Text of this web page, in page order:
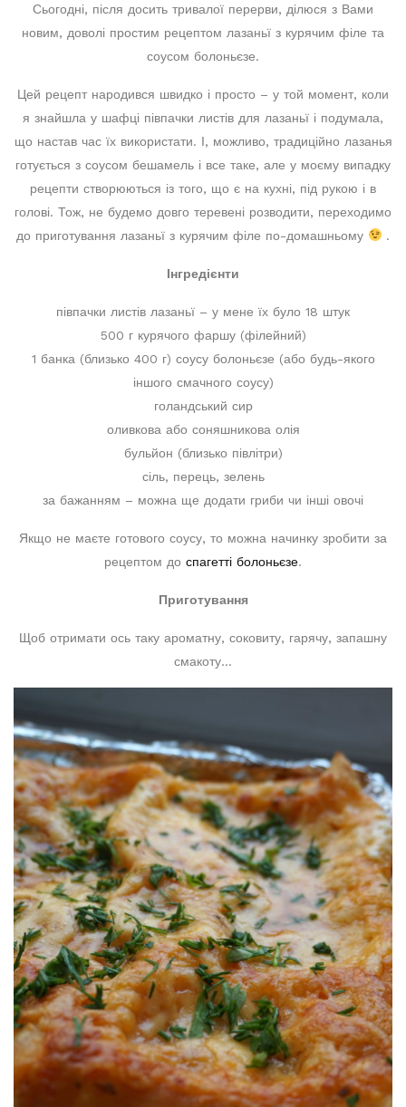
Сьогодні, після досить тривалої перерви, ділюся з Вами
новим, доволі простим рецептом лазаньї з курячим філе та
соусом болоньєзе.
Цей рецепт народився швидко і просто – у той момент, коли
я знайшла у шафці півпачки листів для лазаньї і подумала,
що настав час їх використати. І, можливо, традиційно лазанья
готується з соусом бешамель і все таке, але у моєму випадку
рецепти створюються із того, що є на кухні, під рукою і в
голові. Тож, не будемо довго теревені розводити, переходимо
до приготування лазаньї з курячим філе по-домашньому
.
Інгредієнти
півпачки листів лазаньї – у мене їх було 18 штук
500 г курячого фаршу (філейний)
1 банка (близько 400 г) соусу болоньєзе (або будь-якого
іншого смачного соусу)
голандський сир
оливкова або соняшникова олія
бульйон (близько півлітри)
сіль, перець, зелень
за бажанням – можна ще додати гриби чи інші овочі
Якщо не маєте готового соусу, то можна начинку зробити за
рецептом до спагетті болоньєзе.
Приготування
Щоб отримати ось таку ароматну, соковиту, гарячу, запашну
смакоту…